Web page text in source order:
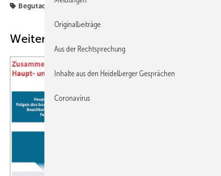
Begutachtung Stellenwert
Weitere Inhalte
Originalbeiträge
Aus der Rechtsprechung
Inhalte aus den Heidelberger Gesprächen
Coronavirus